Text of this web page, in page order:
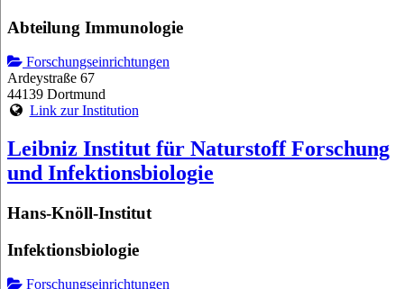
Abteilung Immunologie
Forschungseinrichtungen
Ardeystraße 67
44139 Dortmund
Link zur Institution
Leibniz Institut für Naturstoff Forschung
und Infektionsbiologie
Hans-Knöll-Institut
Infektionsbiologie
Forschungseinrichtungen